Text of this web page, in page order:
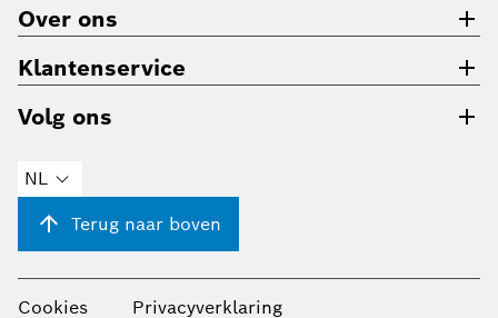
Over ons
Klantenservice
Volg ons
NL
Terug naar boven
Cookies Privacyverklaring